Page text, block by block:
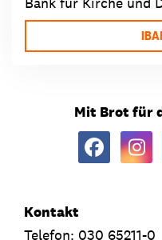
Mit Brot für
Kontakt
Telefon: 030 65211-0